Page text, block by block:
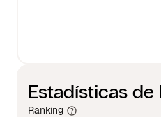
Estadísticas de
Ranking